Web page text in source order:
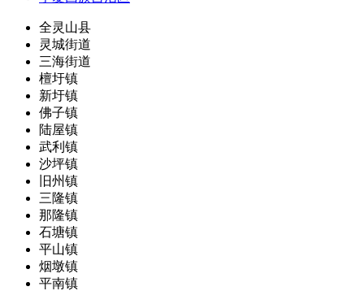
全灵山县
灵城街道
三海街道
檀圩镇
新圩镇
佛子镇
陆屋镇
武利镇
沙坪镇
旧州镇
三隆镇
那隆镇
石塘镇
平山镇
烟墩镇
平南镇